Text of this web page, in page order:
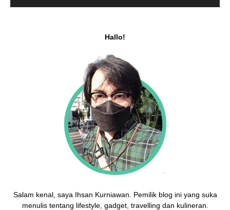
Hallo!
Salam kenal, saya Ihsan Kurniawan. Pemilik blog ini yang suka
menulis tentang lifestyle, gadget, travelling dan kulineran.